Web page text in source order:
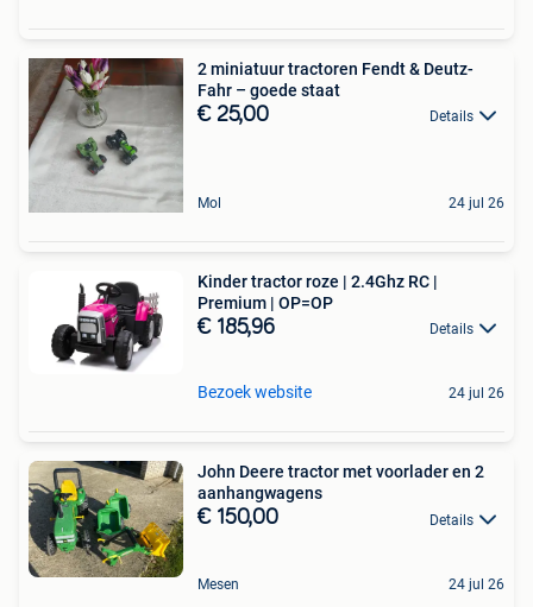
2 miniatuur tractoren Fendt & Deutz-
Fahr – goede staat
€ 25,00 Details
Mol 24 jul 26
Kinder tractor roze | 2.4Ghz RC |
Premium | OP=OP
€ 185,96 Details
Bezoek website 24 jul 26
John Deere tractor met voorlader en 2
aanhangwagens
€ 150,00 Details
Mesen 24 jul 26